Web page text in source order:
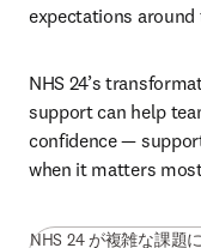
expectations
NHS 24’s
support can help
confidence —
when it matters
NHS 24 が複雑な課題